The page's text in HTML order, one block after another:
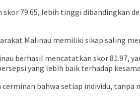
79.65, lebih tinggi dibandingkan
Malinau memiliki sikap saling
berhasil mencatatkan skor 81.97,
yang lebih baik terhadap
bahwa setiap individu,